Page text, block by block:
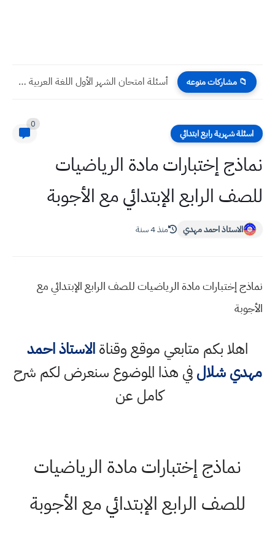
📁 مشاركات منوعه أسئلة امتحان الشهر الأول الرياضيات صف الخامس الابتدائي
اسئلة شهرية رابع ابتدائي
0
نماذج إختبارات مادة الرياضيات
للصف الرابع الإبتدائي مع الأجوبة
الاستاذ احمد مهدي منذ 4 سنة
نماذج إختبارات مادة الرياضيات للصف الرابع الإبتدائي مع
الأجوبة
اهلا بكم متابعي موقع وقناةالاستاذ احمد
مهدي شلالفي هذا الموضوع سنعرض لكم شرح
كامل عن
نماذج إختبارات مادة الرياضيات
للصف الرابع الإبتدائي مع الأجوبة